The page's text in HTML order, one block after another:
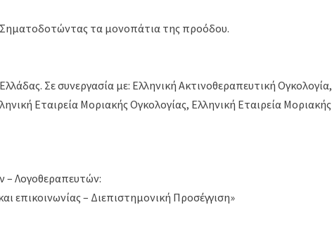
Σηματοδοτώντας τα μονοπάτια της προόδου.
Σε συνεργασία με: Ελληνική Ακτινοθεραπευτική Ογκολογία,
Εταιρεία Μοριακής Ογκολογίας, Ελληνική Εταιρεία Μοριακής
– Λογοθεραπευτών:
επικοινωνίας – Διεπιστημονική Προσέγγιση»